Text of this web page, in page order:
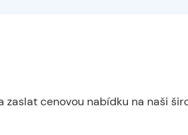
cenovou nabídku na naši